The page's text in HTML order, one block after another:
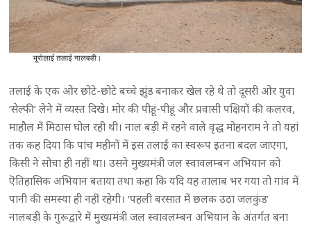
तलाई के एक ओर छोटे-छोटे बच्चे झुंड बनाकर खेल रहे थे तो दूसरी ओर युवा
‘सेल्फी’ लेने में व्यस्त दिखे। मोर की पीहूं-पीहूं और प्रवासी पक्षियों की कलरव,
माहौल में मिठास घोल रही थी। नाल बड़ी में रहने वाले वृद्ध मोहनराम ने तो यहां
तक कह दिया कि पांच महीनों में इस तलाई का स्वरूप इतना बदल जाएगा,
किसी ने सोचा ही नहीं था। उसने मुख्यमंत्री जल स्वावलम्बन अभियान को
ऎतिहासिक अभियान बताया तथा कहा कि यदि यह तालाब भर गया तो गांव में
पानी की समस्या ही नहीं रहेगी। ‘पहली बरसात में छलक उठा जलकुंड’
नालबड़ी के गुरूद्वारे में मुख्यमंत्री जल स्वावलम्बन अभियान के अंतर्गत बना